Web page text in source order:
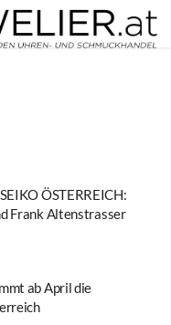
ÖSTERREICH:
Frank Altenstrasser
ab April die